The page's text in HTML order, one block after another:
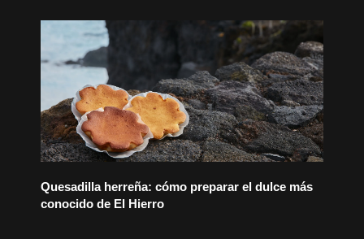
Quesadilla herreña: cómo preparar el dulce más
conocido de El Hierro